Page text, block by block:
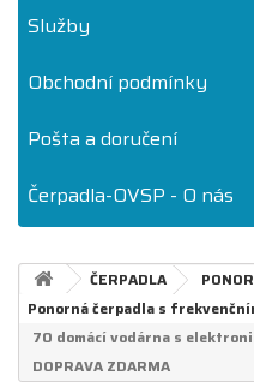
Služby
Obchodní podmínky
Pošta a doručení
Čerpadla-OVSP - O nás
ČERPADLA
Ponorná čerpadla s
70 domácí vodárna s
DOPRAVA ZDARMA